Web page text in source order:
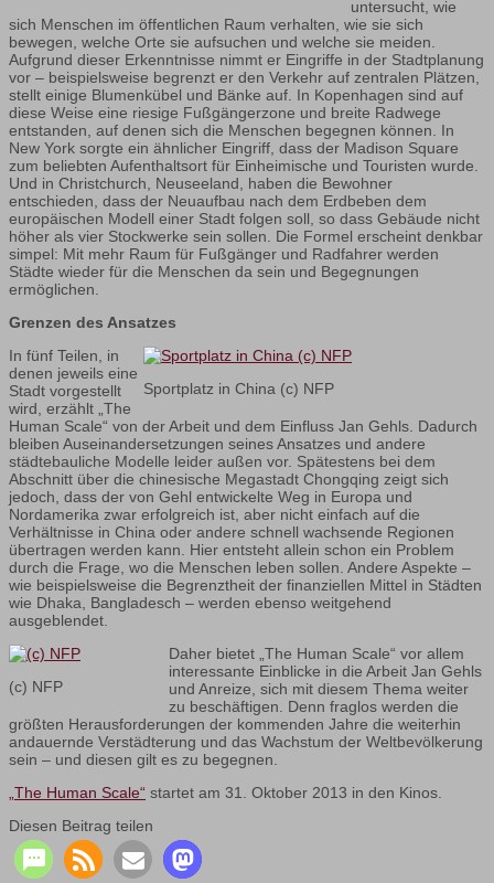
untersucht, wie
sich Menschen im öffentlichen Raum verhalten, wie sie sich
bewegen, welche Orte sie aufsuchen und welche sie meiden.
Aufgrund dieser Erkenntnisse nimmt er Eingriffe in der Stadtplanung
vor – beispielsweise begrenzt er den Verkehr auf zentralen Plätzen,
stellt einige Blumenkübel und Bänke auf. In Kopenhagen sind auf
diese Weise eine riesige Fußgängerzone und breite Radwege
entstanden, auf denen sich die Menschen begegnen können. In
New York sorgte ein ähnlicher Eingriff, dass der Madison Square
zum beliebten Aufenthaltsort für Einheimische und Touristen wurde.
Und in Christchurch, Neuseeland, haben die Bewohner
entschieden, dass der Neuaufbau nach dem Erdbeben dem
europäischen Modell einer Stadt folgen soll, so dass Gebäude nicht
höher als vier Stockwerke sein sollen. Die Formel erscheint denkbar
simpel: Mit mehr Raum für Fußgänger und Radfahrer werden
Städte wieder für die Menschen da sein und Begegnungen
ermöglichen.
Grenzen des Ansatzes
Sportplatz in China (c) NFP
In fünf Teilen, in
denen jeweils eine
Stadt vorgestellt
wird, erzählt „The
Human Scale“ von der Arbeit und dem Einfluss Jan Gehls. Dadurch
bleiben Auseinandersetzungen seines Ansatzes und andere
städtebauliche Modelle leider außen vor. Spätestens bei dem
Abschnitt über die chinesische Megastadt Chongqing zeigt sich
jedoch, dass der von Gehl entwickelte Weg in Europa und
Nordamerika zwar erfolgreich ist, aber nicht einfach auf die
Verhältnisse in China oder andere schnell wachsende Regionen
übertragen werden kann. Hier entsteht allein schon ein Problem
durch die Frage, wo die Menschen leben sollen. Andere Aspekte –
wie beispielsweise die Begrenztheit der finanziellen Mittel in Städten
wie Dhaka, Bangladesch – werden ebenso weitgehend
ausgeblendet.
(c) NFP
Daher bietet „The Human Scale“ vor allem
interessante Einblicke in die Arbeit Jan Gehls
und Anreize, sich mit diesem Thema weiter
zu beschäftigen. Denn fraglos werden die
größten Herausforderungen der kommenden Jahre die weiterhin
andauernde Verstädterung und das Wachstum der Weltbevölkerung
sein – und diesen gilt es zu begegnen.
„The Human Scale“ startet am 31. Oktober 2013 in den Kinos.
Diesen Beitrag teilen